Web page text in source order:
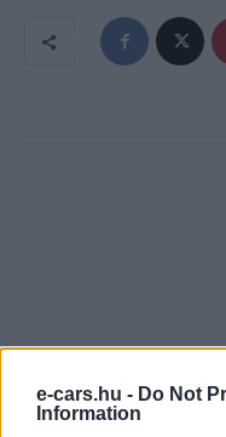
e-cars.hu - Do Not
Information
Elektromosan
foglalkoztatnak a